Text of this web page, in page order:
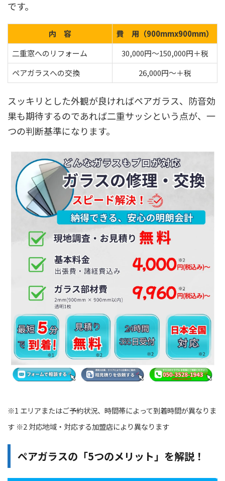
です。
内 容
費 用（900mmx900mm）
二重窓へのリフォーム
30,000円～150,000円＋税
ペアガラスへの交換
26,000円～＋税
スッキリとした外観が良ければペアガラス、防音効
果も期待するのであれば二重サッシという点が、一
つの判断基準になります。
※1 エリアまたはご予約状況、時間帯によって到着時間が異なりま
す ※2 対応地域・対応する加盟店により異なります
ペアガラスの「5つのメリット」を解説！